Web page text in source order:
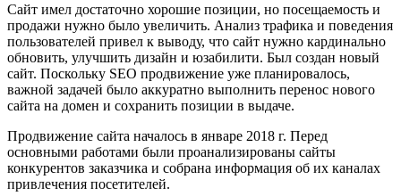
Сайт имел достаточно хорошие позиции, но посещаемость и
продажи нужно было увеличить. Анализ трафика и поведения
пользователей привел к выводу, что сайт нужно кардинально
обновить, улучшить дизайн и юзабилити. Был создан новый
сайт. Поскольку SEO продвижение уже планировалось,
важной задачей было аккуратно выполнить перенос нового
сайта на домен и сохранить позиции в выдаче.
Продвижение сайта началось в январе 2018 г. Перед
основными работами были проанализированы сайты
конкурентов заказчика и собрана информация об их каналах
привлечения посетителей.